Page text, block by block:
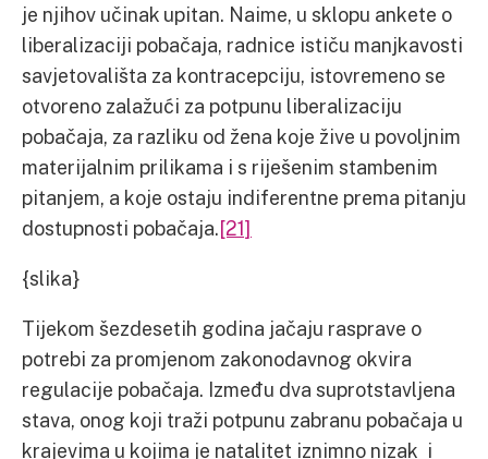
je njihov učinak upitan. Naime, u sklopu ankete o
liberalizaciji pobačaja, radnice ističu manjkavosti
savjetovališta za kontracepciju, istovremeno se
otvoreno zalažući za potpunu liberalizaciju
pobačaja, za razliku od žena koje žive u povoljnim
materijalnim prilikama i s riješenim stambenim
pitanjem, a koje ostaju indiferentne prema pitanju
dostupnosti pobačaja.[21]
{slika}
Tijekom šezdesetih godina jačaju rasprave o
potrebi za promjenom zakonodavnog okvira
regulacije pobačaja. Između dva suprotstavljena
stava, onog koji traži potpunu zabranu pobačaja u
krajevima u kojima je natalitet iznimno nizak i